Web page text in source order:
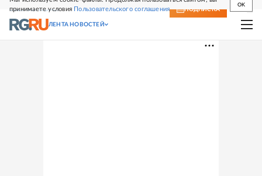
принимаете условия Пользовательского соглашения
OK
СВЕЖИЙ НОМЕР ПОДПИСКА
ЛЕНТА НОВОСТЕЙ